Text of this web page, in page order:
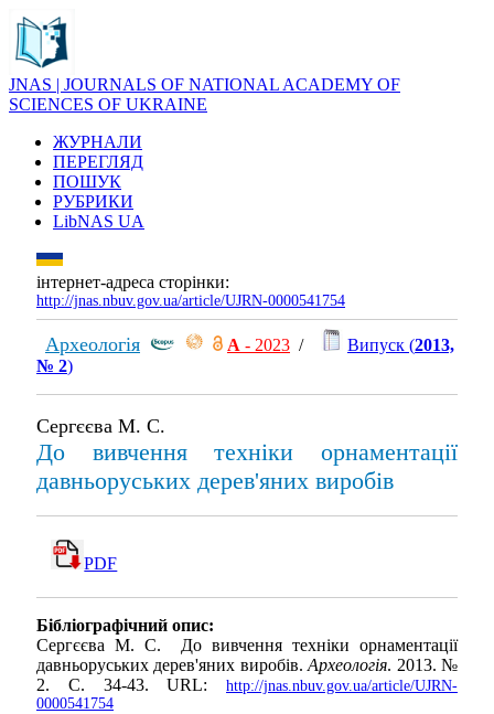
JNAS | JOURNALS OF NATIONAL ACADEMY OF
SCIENCES OF UKRAINE
ЖУРНАЛИ
ПЕРЕГЛЯД
ПОШУК
РУБРИКИ
LibNAS UA
інтернет-адреса сторінки:
http://jnas.nbuv.gov.ua/article/UJRN-0000541754
Археологія А - 2023 / Випуск (2013,
№ 2)
Сергєєва М. С.
До вивчення техніки орнаментації
давньоруських дерев'яних виробів
PDF
Бібліографічний опис:
Сергєєва М. С. До вивчення техніки орнаментації
давньоруських дерев'яних виробів.Археологія. 2013. №
2. С. 34-43. URL: http://jnas.nbuv.gov.ua/article/UJRN-
0000541754